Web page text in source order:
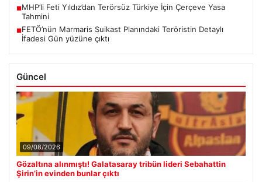
■MHP’li Feti Yıldız’dan Terörsüz Türkiye İçin Çerçeve Yasa
Tahmini
■FETÖ’nün Marmaris Suikast Planındaki Teröristin Detaylı
İfadesi Gün yüzüne çıktı
Güncel
09/08/2026
Gözaltına alınmıştı! Galatasaray tribün lideri Sebahattin
Şirin’in evinden bunlar çıktı